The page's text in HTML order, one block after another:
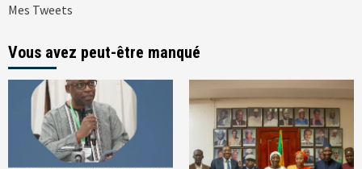
Mes Tweets
Vous avez peut-être manqué